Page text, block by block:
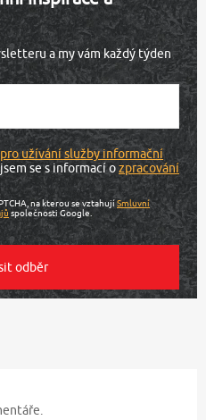
a my vám každý týden
užívání služby informační
se s informací ozpracování
na kterou se vztahujíSmluvní
společnosti Google.